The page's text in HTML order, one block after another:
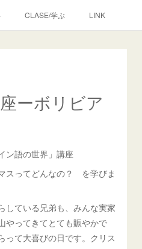
CLASE/学ぶ LINK
ーボリビア
ン語の世界」講座
スってどんなの？ を学びま
している兄弟も、みんな実家
やってきてとても賑やかで
って大喜びの日です。クリス